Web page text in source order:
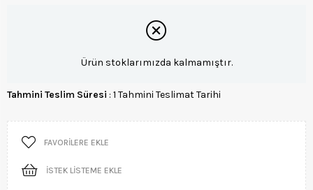
Ürün stoklarımızda kalmamıştır.
Tahmini Teslim Süresi : 1 Tahmini Teslimat Tarihi
FAVORILERE EKLE
İSTEK LISTEME EKLE